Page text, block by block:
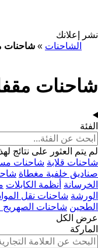
نشر إعلانك
الشاحنات » شاحنات
شاحنات
الفئة
لم يتم العثور على نتائج
شاحنات قلابة شاحنات
صناديق خلفية مغطاة
الخرسانة أنظمة الكابلات
الورشة شاحنات نقل
الطحين شاحنات الصهريج
عرض الكل
الماركة